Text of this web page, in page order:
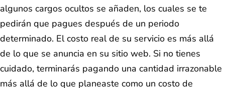
algunos cargos ocultos se añaden, los cuales se te
pedirán que pagues después de un periodo
determinado. El costo real de su servicio es más allá
de lo que se anuncia en su sitio web. Si no tienes
cuidado, terminarás pagando una cantidad irrazonable
más allá de lo que planeaste como un costo de